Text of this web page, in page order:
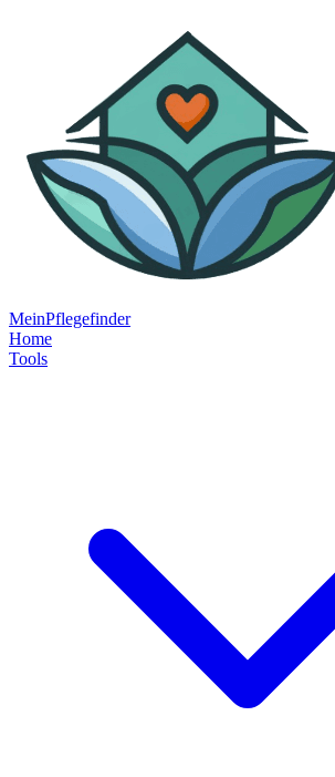
MeinPflegefinder
Home
Tools